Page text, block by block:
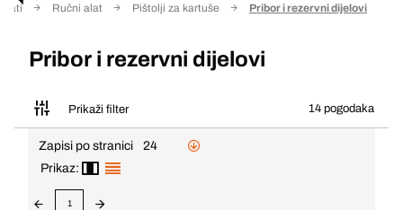
Alati Ručni alat Pištolji za kartuše Pribor i rezervni dijelovi
Pribor i rezervni dijelovi
Prikaži filter 14 pogodaka
Zapisi po stranici
24
Prikaz:
1